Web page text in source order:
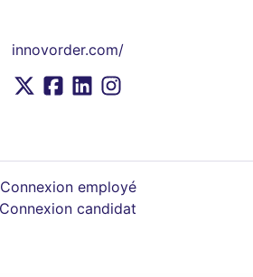
innovorder.com/
Connexion employé
Connexion candidat